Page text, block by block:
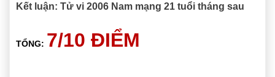
Kết luận: Tử vi 2006 Nam mạng 21 tuổi tháng sau
TỔNG: 7/10 ĐIỂM